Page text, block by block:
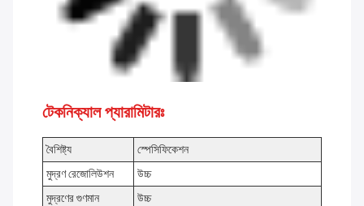
টেকনিক্যাল প্যারামিটারঃ
বৈশিষ্ট্য
স্পেসিফিকেশন
মুদ্রণ রেজোলিউশন
উচ্চ
মুদ্রণের গুণমান
উচ্চ